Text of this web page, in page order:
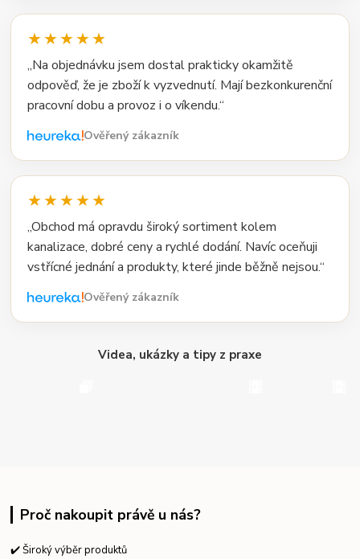
★★★★★
„Na objednávku jsem dostal prakticky okamžitě
odpověď, že je zboží k vyzvednutí. Mají bezkonkurenční
pracovní dobu a provoz i o víkendu.“
Ověřený zákazník
★★★★★
„Obchod má opravdu široký sortiment kolem
kanalizace, dobré ceny a rychlé dodání. Navíc oceňuji
vstřícné jednání a produkty, které jinde běžně nejsou.“
Ověřený zákazník
Videa, ukázky a tipy z praxe
Proč nakoupit právě u nás?
✔️ Široký výběr produktů